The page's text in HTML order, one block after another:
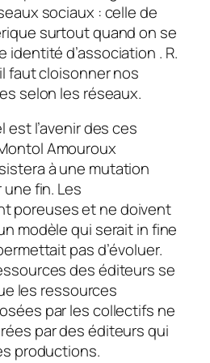
sociaux : celle de
surtout quand on se
d’association . R.
faut cloisonner nos
selon les réseaux.
est l’avenir des ces
Amouroux
à une mutation
fin. Les
poreuses et ne doivent
modèle qui serait in fine
pas d’évoluer.
des éditeurs se
les ressources
par les collectifs ne
par des éditeurs qui
productions.